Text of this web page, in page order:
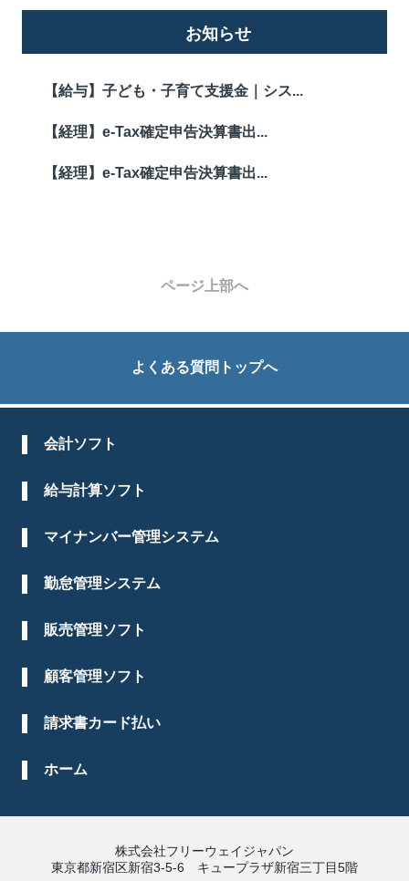
お知らせ
【給与】子ども・子育て支援金｜シス...
【経理】e-Tax確定申告決算書出...
【経理】e-Tax確定申告決算書出...
ページ上部へ
よくある質問トップへ
会計ソフト
給与計算ソフト
マイナンバー管理システム
勤怠管理システム
販売管理ソフト
顧客管理ソフト
請求書カード払い
ホーム
株式会社フリーウェイジャパン
東京都新宿区新宿3-5-6 キュープラザ新宿三丁目5階